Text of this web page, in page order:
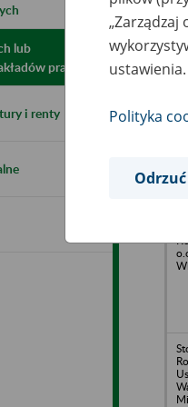
lub
pracy
i renty
„Zarządzaj
Polityka